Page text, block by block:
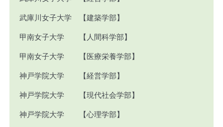
武庫川女子大学 【建築学部】
甲南女子大学 【人間科学部】
甲南女子大学 【医療栄養学部】
神戸学院大学 【経営学部】
神戸学院大学 【現代社会学部】
神戸学院大学 【心理学部】